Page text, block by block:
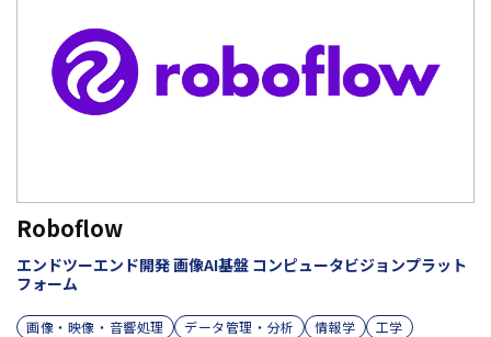
Roboflow
エンドツーエンド開発 画像AI基盤 コンピュータビジョンプラット
フォーム
画像・映像・音響処理 データ管理・分析 情報学
工学